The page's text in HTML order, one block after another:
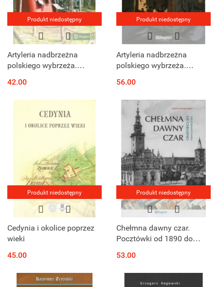
Produkt niedostępny
Artyleria nadbrzeżna
polskiego wybrzeża.
42.00
Produkt niedostępny
Artyleria nadbrzeżna
polskiego wybrzeża.
56.00
Produkt niedostępny
Cedynia i okolice poprzez
wieki
45.00
Produkt niedostępny
Chełmna dawny czar.
Pocztówki od 1890 do
charm Of Chełmno.
Postcards from the period
of 1890–1945
53.00